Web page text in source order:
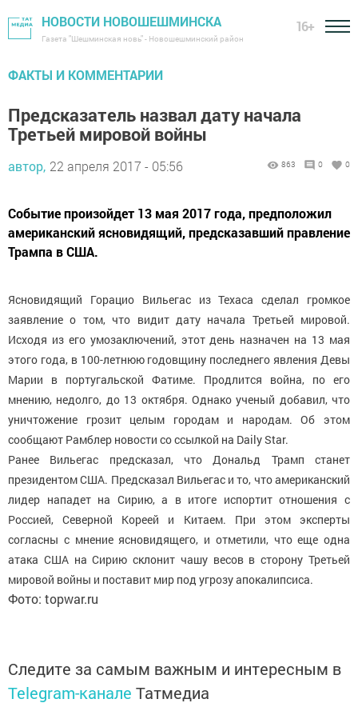
НОВОСТИ НОВОШЕШМИНСКА
Газета "Шешминская новь" - Новошешминский район
16+
ФАКТЫ И КОММЕНТАРИИ
Предсказатель назвал дату начала
Третьей мировой войны
автор, 22 апреля 2017 - 05:56 863 0 0
Событие произойдет 13 мая 2017 года, предположил
американский ясновидящий, предсказавший правление
Трампа в США.
Ясновидящий Горацио Вильегас из Техаса сделал громкое
заявление о том, что видит дату начала Третьей мировой.
Исходя из его умозаключений, этот день назначен на 13 мая
этого года, в 100-летнюю годовщину последнего явления Девы
Марии в португальской Фатиме. Продлится война, по его
мнению, недолго, до 13 октября. Однако ученый добавил, что
уничтожение грозит целым городам и народам. Об этом
сообщают Рамблер новости со ссылкой на Daily Star.
Ранее Вильегас предсказал, что Дональд Трамп станет
президентом США. Предсказал Вильегас и то, что американский
лидер нападет на Сирию, а в итоге испортит отношения с
Россией, Северной Кореей и Китаем. При этом эксперты
согласны с мнение ясновидящего, и отметили, что еще одна
атака США на Сирию склонит чашу весов в сторону Третьей
мировой войны и поставит мир под угрозу апокалипсиса.
Фото: topwar.ru
Следите за самым важным и интересным в
Telegram-канале Татмедиа